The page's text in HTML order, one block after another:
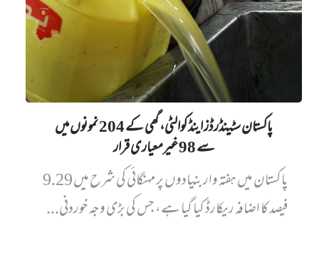
پاکستان سٹینڈرڈز اینڈ کوالٹی، گھی کے 204 نمونوں میں‌
سے 98 غیرمعیاری قرار
پاکستان میں ہفتہ وار بنیادوں پر مہنگائی کی شرح میں 9.29
فیصد کا اضافہ ریکارڈ کیا گیا ہے، جس کی بڑی وجہ خوردنی...